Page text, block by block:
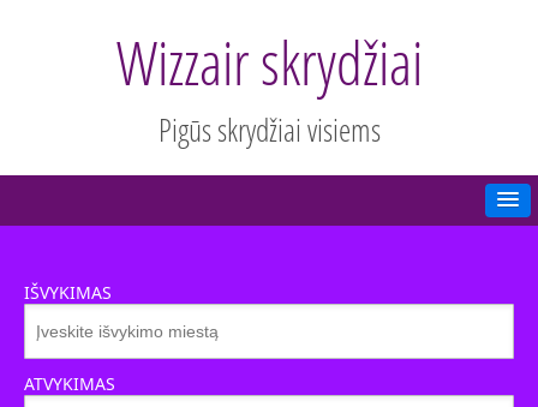
Wizzair skrydžiai
Pigūs skrydžiai visiems
IŠVYKIMAS
ATVYKIMAS